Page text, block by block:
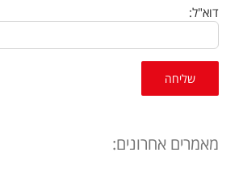
דוא"ל:
מאמרים אחרונים: